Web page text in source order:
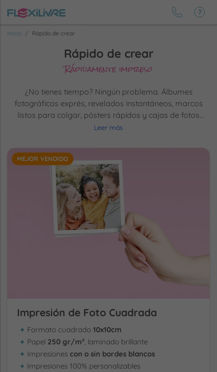
Inicio Rápido de crear
Rápido de crear
Rápidamente impreso
¿No tienes tiempo? Ningún problema. Álbumes
fotográficos exprés, revelados instantáneos, marcos
listos para colgar, pósters rápidos y cajas de fotos
simplificadas. Importa tus fotos, personaliza en 2
complicaciones, entregados rápidamente en tu casa.
Leer más
MEJOR VENDIDO
Impresión de Foto Cuadrada
Formato cuadrado 10x10cm
Papel 250 gr/m², laminado brillante
Impresiones con o sin bordes blancos
Impresiones 100% personalizables